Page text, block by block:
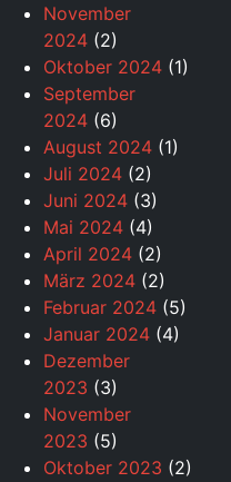
November
2024 (2)
Oktober 2024 (1)
September
2024 (6)
August 2024 (1)
Juli 2024 (2)
Juni 2024 (3)
Mai 2024 (4)
April 2024 (2)
März 2024 (2)
Februar 2024 (5)
Januar 2024 (4)
Dezember
2023 (3)
November
2023 (5)
Oktober 2023 (2)